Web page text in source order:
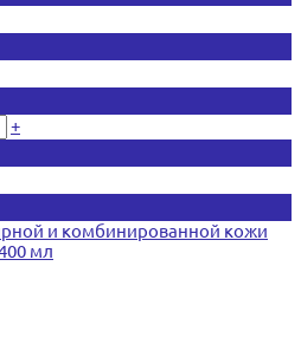
+
и комбинированной кожи
мл